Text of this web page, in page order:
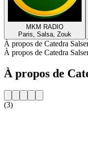
MKM RADIO
Paris, Salsa, Zouk
À propos de Catedra
À propos de Catedra
À propos de
(3)